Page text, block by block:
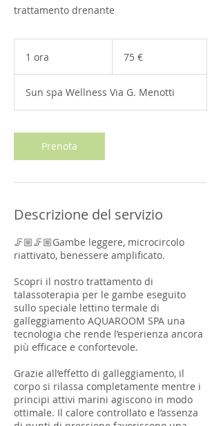
trattamento drenante
1 ora 75 €
Sun spa Wellness Via G. Menotti
Prenota
Descrizione del servizio
🦵🏼🦵🏼Gambe leggere, microcircolo
riattivato, benessere amplificato.
Scopri il nostro trattamento di
talassoterapia per le gambe eseguito
sullo speciale lettino termale di
galleggiamento AQUAROOM SPA una
tecnologia che rende l’esperienza ancora
più efficace e confortevole.
Grazie all’effetto di galleggiamento, il
corpo si rilassa completamente mentre i
principi attivi marini agiscono in modo
ottimale. Il calore controllato e l’assenza